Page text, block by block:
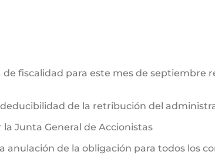
fiscalidad para este mes de septiembre
de la retribución del
Junta General de Accionistas
anulación de la obligación para todos los